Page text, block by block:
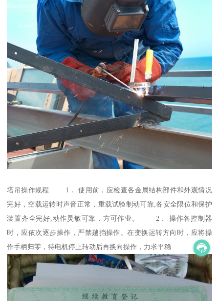
塔吊操作规程 1． 使用前，应检查各金属结构部件和外观情况
完好，空载运转时声音正常，重载试验制动可靠,各安全限位和保护
装置齐全完好,动作灵敏可靠，方可作业。 2． 操作各控制器
时，应依次逐步操作，严禁越挡操作。在变换运转方向时，应将操
作手柄归零，待电机停止转动后再换向操作，力求平稳